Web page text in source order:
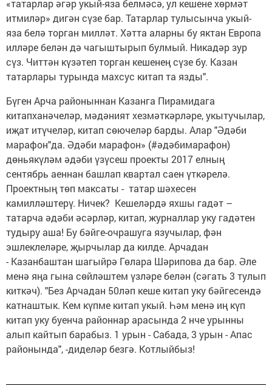
«татарлар әгәр укый-яза белмәсә, ул кешене хөрмәт
итмиләр» дигән сүзе бар. Татарлар тулысынча укый-
яза белә торган милләт. Хәтта аларны бу яктан Европа
илләре белән дә чагыштырып булмый. Никадәр зур
сүз. Читтән күзәтеп торган кешенең сүзе бу. Казан
татарлары турында махсус китап та язды".
Бүген Арча районыннан Казанга Пирамидага
китапханәчеләр, мәдәният хезмәткәрләре, укытучылар,
иҗат итүчеләр, китап сөючеләр барды. Алар "Әдәби
марафон"да. Әдәби марафон» (#әдәбимарафон)
дөньякүләм әдәби үзүсеш проекты 2017 елның
сентябрь аеннан башлап квартал саен үткәрелә.
Проектның төп максаты - татар шәхесен
камилләштерү. Ничек? Кешеләрдә яхшы гадәт –
татарча әдәби әсәрләр, китап, журналлар уку гадәтен
тудыру аша! Бу бәйге-очрашуга язучылар, фән
эшлеклеләре, җырчылар да килде. Арчадан
- Казанбаштан шагыйрә Гөлара Шәрипова да бар. Әле
менә яңа гына сөйләштем үзләре белән (сәгать 3 тулып
киткәч). "Без Арчадан 50ләп кеше китап уку бәйгесендә
катнаштык. Кем күпме китап укый. Һәм менә иң күп
китап уку буенча районнар арасында 2 нче урынны
алып кайтып барабыз. 1 урын - Сабада, 3 урын - Апас
районында", -диделәр безгә. Котлыйбыз!